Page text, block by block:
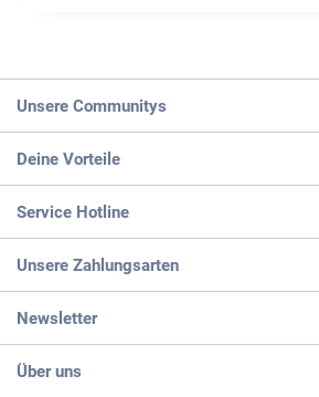
Unsere Communitys
Deine Vorteile
Service Hotline
Unsere Zahlungsarten
Newsletter
Über uns